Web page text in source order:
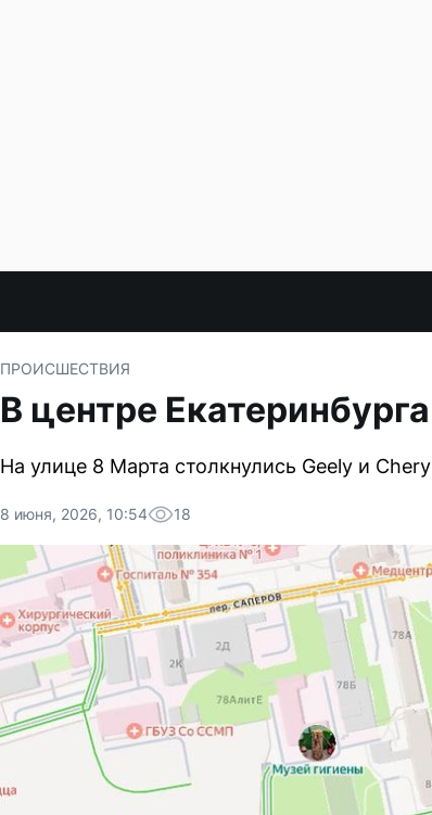
ПРОИСШЕСТВИЯ
В центре
На улице 8 Марта столкнулись Geely и Chery
8 июня, 2026, 10:54 18